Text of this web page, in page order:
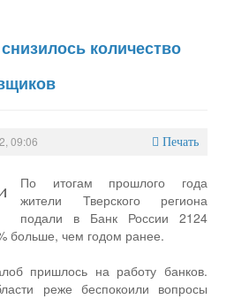
количество
09:06 Печать
По итогам прошлого года
жители Тверского региона
подали в Банк России 2124
больше, чем годом ранее.
пришлось на работу банков.
реже беспокоили вопросы